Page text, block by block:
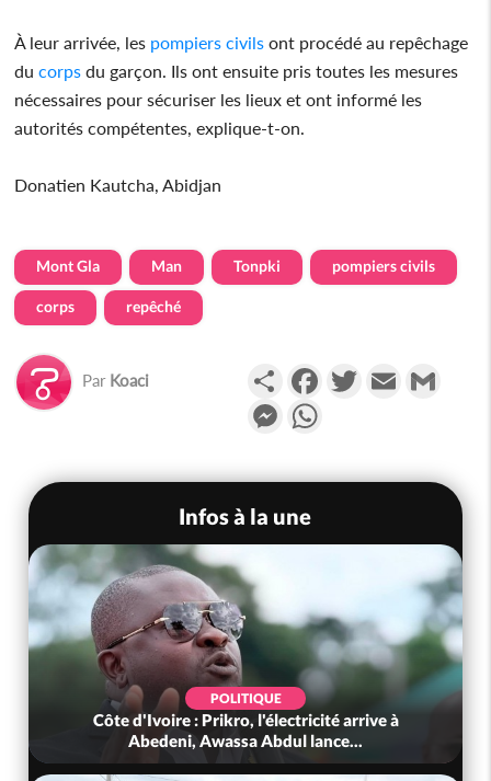
À leur arrivée, les pompiers civils ont procédé au repêchage
ducorps du garçon. Ils ont ensuite pris toutes les mesures
nécessaires pour sécuriser les lieux et ont informé les
autorités compétentes, explique-t-on.
Donatien Kautcha, Abidjan
Mont Gla Man Tonpki pompiers civils
corps repêché
Par Koaci PartagerFacebookTwitterEmail
Messenger
Infos à la une
POLITIQUE
Côte d'Ivoire : Prikro, l'électricité arrive à
Abedeni, Awassa Abdul lance...